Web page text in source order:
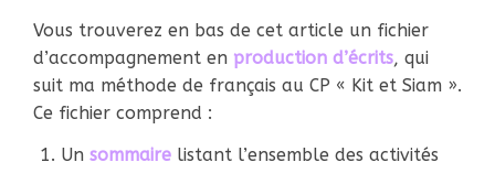
Vous trouverez en bas de cet article un fichier
d’accompagnement en production d’écrits, qui
suit ma méthode de français au CP « Kit et Siam ».
Ce fichier comprend :
Un sommaire listant l’ensemble des activités